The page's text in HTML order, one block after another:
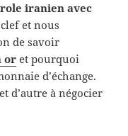
iranien avec
et nous
de savoir
or et pourquoi
d’échange.
d’autre à négocier